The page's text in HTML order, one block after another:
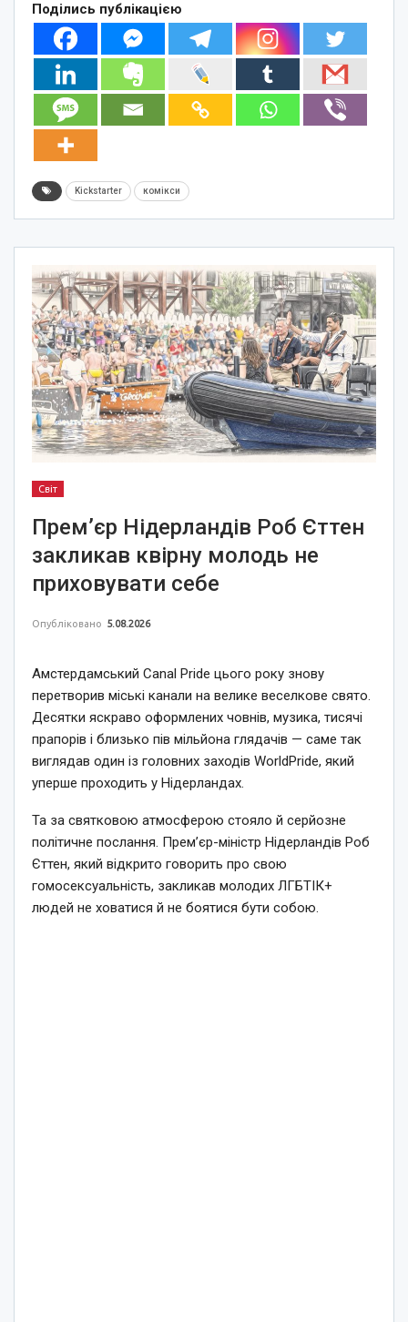
Поділись публікацією
Kickstarter комікси
Світ
Прем’єр Нідерландів Роб Єттен
закликав квірну молодь не
приховувати себе
Опубліковано 5.08.2026
Амстердамський Canal Pride цього року знову
перетворив міські канали на велике веселкове свято.
Десятки яскраво оформлених човнів, музика, тисячі
прапорів і близько пів мільйона глядачів — саме так
виглядав один із головних заходів WorldPride, який
уперше проходить у Нідерландах.
Та за святковою атмосферою стояло й серйозне
політичне послання. Прем’єр-міністр Нідерландів Роб
Єттен, який відкрито говорить про свою
гомосексуальність, закликав молодих ЛГБТІК+
людей не ховатися й не боятися бути собою.